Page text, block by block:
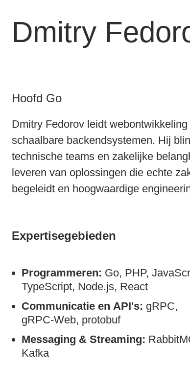
Dmitry
Hoofd Go
Dmitry Fedorov leidt
schaalbare backendsystemen. Hij
technische teams en zakelijke
leveren van oplossingen die echte
begeleidt en hoogwaardige
Expertisegebieden
Programmeren: Go, PHP,
TypeScript, Node.js, React
Communicatie en API's: gRPC,
gRPC-Web, protobuf
Messaging & Streaming:
Kafka